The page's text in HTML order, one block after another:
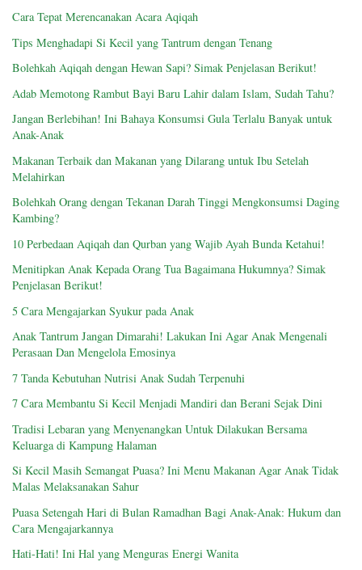
Cara Tepat Merencanakan Acara Aqiqah
Tips Menghadapi Si Kecil yang Tantrum dengan Tenang
Bolehkah Aqiqah dengan Hewan Sapi? Simak Penjelasan Berikut!
Adab Memotong Rambut Bayi Baru Lahir dalam Islam, Sudah Tahu?
Jangan Berlebihan! Ini Bahaya Konsumsi Gula Terlalu Banyak untuk
Anak-Anak
Makanan Terbaik dan Makanan yang Dilarang untuk Ibu Setelah
Melahirkan
Bolehkah Orang dengan Tekanan Darah Tinggi Mengkonsumsi Daging
Kambing?
10 Perbedaan Aqiqah dan Qurban yang Wajib Ayah Bunda Ketahui!
Menitipkan Anak Kepada Orang Tua Bagaimana Hukumnya? Simak
Penjelasan Berikut!
5 Cara Mengajarkan Syukur pada Anak
Anak Tantrum Jangan Dimarahi! Lakukan Ini Agar Anak Mengenali
Perasaan Dan Mengelola Emosinya
7 Tanda Kebutuhan Nutrisi Anak Sudah Terpenuhi
7 Cara Membantu Si Kecil Menjadi Mandiri dan Berani Sejak Dini
Tradisi Lebaran yang Menyenangkan Untuk Dilakukan Bersama
Keluarga di Kampung Halaman
Si Kecil Masih Semangat Puasa? Ini Menu Makanan Agar Anak Tidak
Malas Melaksanakan Sahur
Puasa Setengah Hari di Bulan Ramadhan Bagi Anak-Anak: Hukum dan
Cara Mengajarkannya
Hati-Hati! Ini Hal yang Menguras Energi Wanita